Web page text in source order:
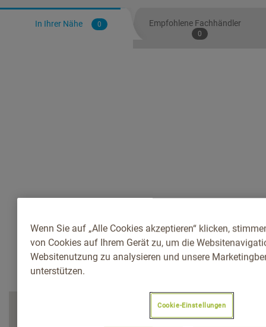
In Ihrer Nähe 0 Empfohlene Fachhändler
0
Wenn Sie auf „Alle Cookies akzeptieren“ klicken,
von Cookies auf Ihrem Gerät zu, um die
Websitenutzung zu analysieren und unsere
unterstützen.
Cookie-Einstellungen